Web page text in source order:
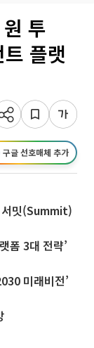
투
플랫
구글 선호매체 추가
서밋(Summit)
폼 3대 전략’
미래비전’